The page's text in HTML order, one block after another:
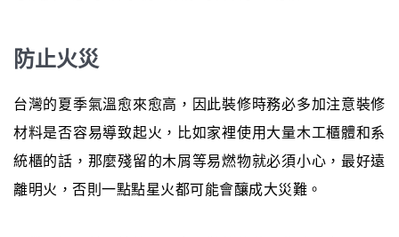
防止火災
台灣的夏季氣溫愈來愈高，因此裝修時務必多加注意裝修
材料是否容易導致起火，比如家裡使用大量木工櫃體和系
統櫃的話，那麼殘留的木屑等易燃物就必須小心，最好遠
離明火，否則一點點星火都可能會釀成大災難。